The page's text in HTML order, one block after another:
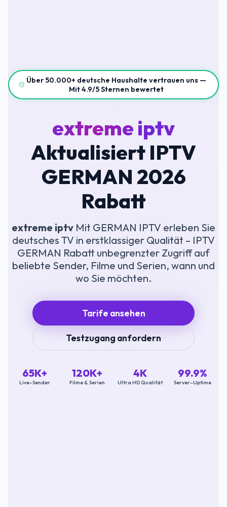
Über 50.000+ deutsche Haushalte vertrauen uns —
Mit 4.9/5 Sternen bewertet
extreme iptv
Aktualisiert IPTV
GERMAN 2026
Rabatt
extreme iptv Mit GERMAN IPTV erleben Sie
deutsches TV in erstklassiger Qualität – IPTV
GERMAN Rabatt unbegrenzter Zugriff auf
beliebte Sender, Filme und Serien, wann und
wo Sie möchten.
Tarife ansehen
Testzugang anfordern
65K+
Live-Sender
120K+
Filme & Serien
4K
Ultra HD Qualität
99.9%
Server-Uptime